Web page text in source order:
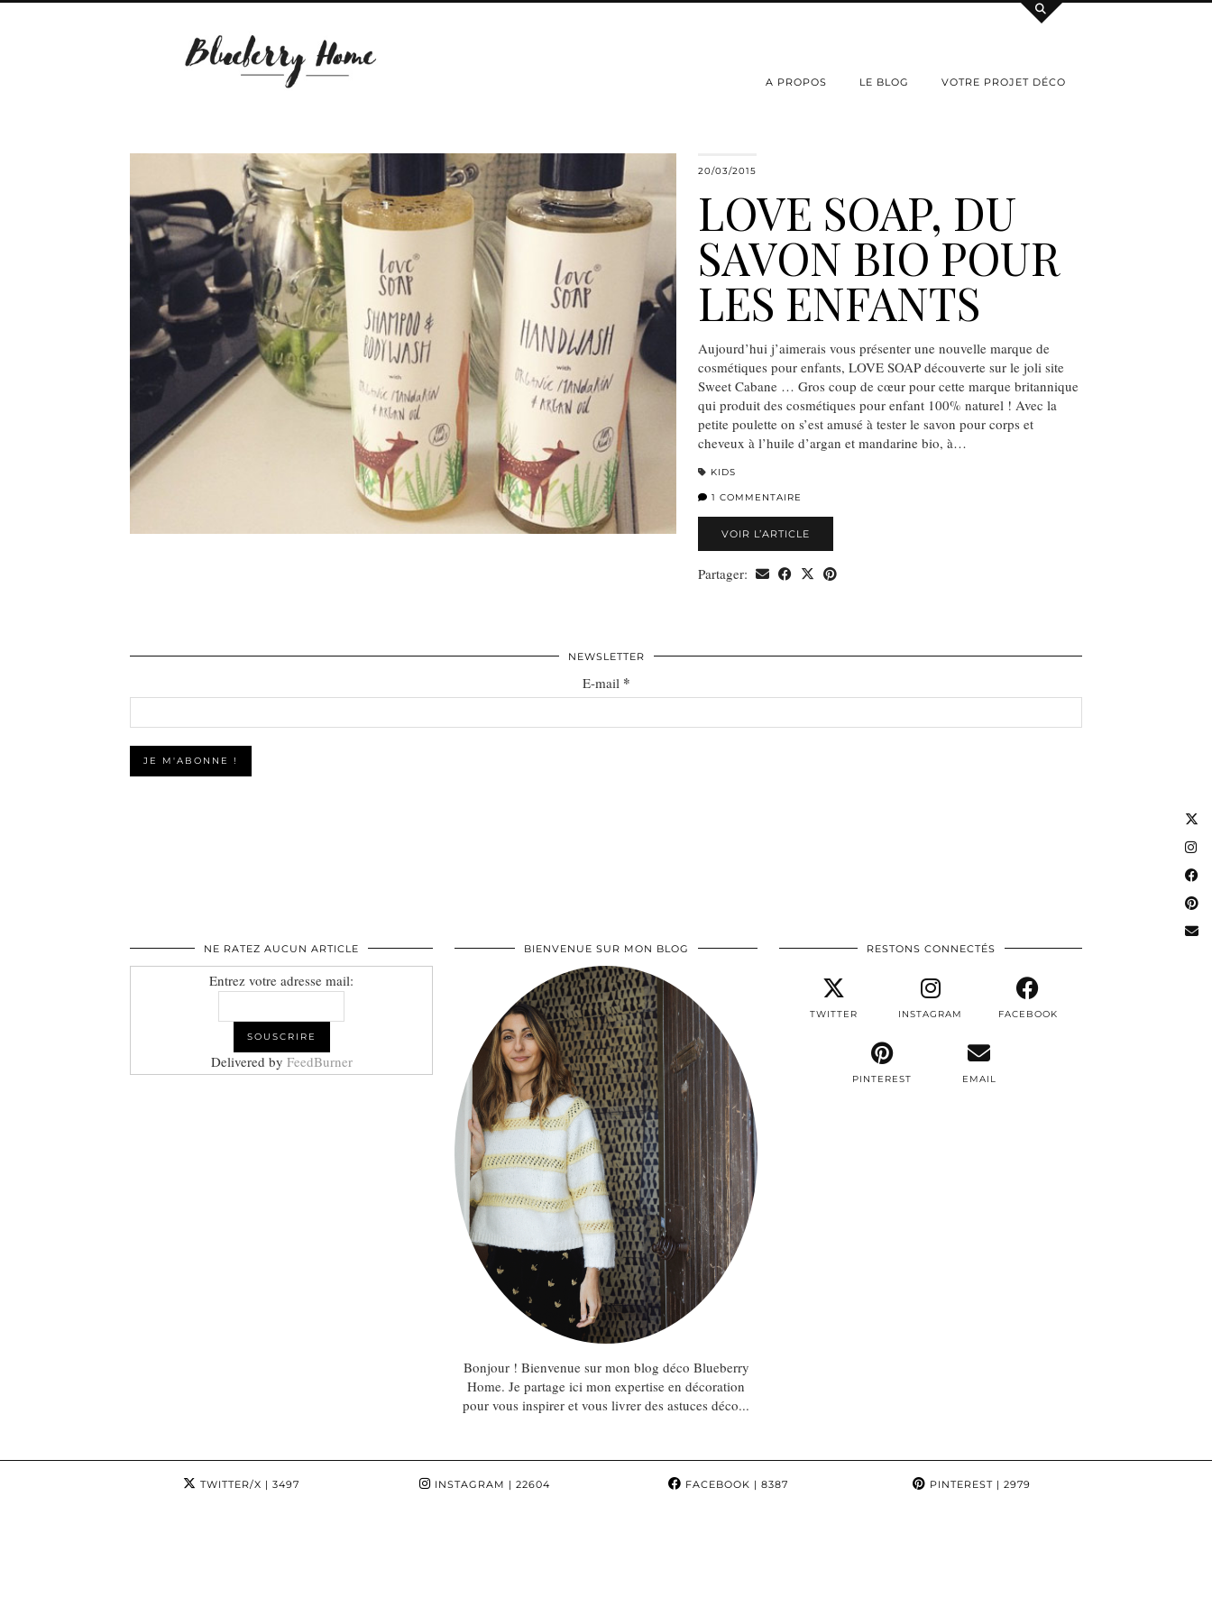
A PROPOS LE BLOG VOTRE PROJET DÉCO
20/03/2015
LOVE SOAP, DU
SAVON BIO POUR
LES ENFANTS
Aujourd’hui j’aimerais vous présenter une nouvelle marque de
cosmétiques pour enfants, LOVE SOAP découverte sur le joli site
Sweet Cabane … Gros coup de cœur pour cette marque britannique
qui produit des cosmétiques pour enfant 100% naturel ! Avec la
petite poulette on s’est amusé à tester le savon pour corps et
cheveux à l’huile d’argan et mandarine bio, à…
KIDS
1 COMMENTAIRE
VOIR L’ARTICLE
Partager:
NEWSLETTER
E-mail *
NE RATEZ AUCUN ARTICLE
Entrez votre adresse mail:
Delivered by FeedBurner
BIENVENUE SUR MON BLOG
Bonjour ! Bienvenue sur mon blog déco Blueberry
Home. Je partage ici mon expertise en décoration
pour vous inspirer et vous livrer des astuces déco...
RESTONS CONNECTÉS
TWITTER INSTAGRAM FACEBOOK
PINTEREST EMAIL
TWITTER/X | 3497 INSTAGRAM | 22604 FACEBOOK | 8387 PINTEREST| 2979